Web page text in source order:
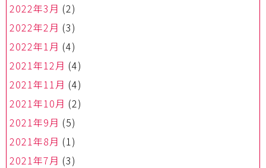
2022年3月 (2)
2022年2月 (3)
2022年1月 (4)
2021年12月 (4)
2021年11月 (4)
2021年10月 (2)
2021年9月 (5)
2021年8月 (1)
2021年7月 (3)